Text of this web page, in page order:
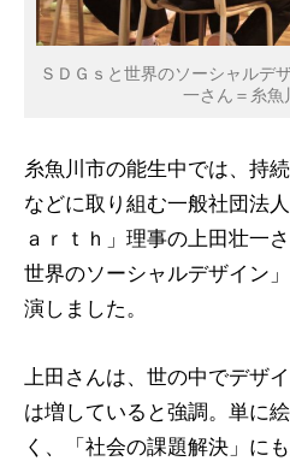
ＳＤＧｓと世界のソーシャルデ
一さん＝糸魚
糸魚川市の能生中では、持
などに取り組む一般社団
ａｒｔｈ」理事の上田壮一
世界のソーシャルデザイン
演しました。
上田さんは、世の中でデザ
は増していると強調。単に
く、「社会の課題解決」に